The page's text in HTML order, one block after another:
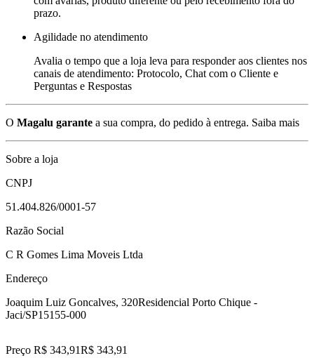
prazo.
Agilidade no atendimento
Avalia o tempo que a loja leva para responder aos clientes nos
canais de atendimento: Protocolo, Chat com o Cliente e
Perguntas e Respostas
O Magalu garante a sua compra, do pedido à entrega. Saiba mais
Sobre a loja
CNPJ
51.404.826/0001-57
Razão Social
C R Gomes Lima Moveis Ltda
Endereço
Joaquim Luiz Goncalves, 320Residencial Porto Chique -
Jaci/SP15155-000
Preço R$ 343,91R$ 343,91